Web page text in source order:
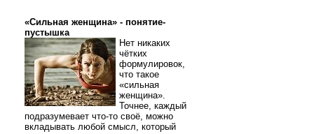
«Сильная женщина» - понятие-
пустышка
Нет никаких
чётких
формулировок,
что такое
«сильная
женщина».
Точнее, каждый
подразумевает что-то своё, можно
вкладывать любой смысл, который